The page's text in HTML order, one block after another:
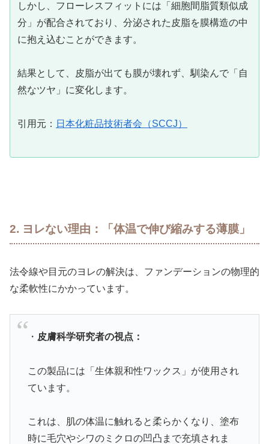
しかし、フローレスフィットには「細胞間脂質類似成
分」が配合されており、分泌された皮脂を膜構造の中
に抱え込むことができます。
結果として、皮脂が出ても膜が壊れず、馴染んで「自
然なツヤ」に変化します。
引用元： 日本化粧品技術者会（SCCJ）
2. ヨレない理由：「体温で伸び縮みする薄膜」
法令線や目元のヨレの解決は、ファンデーションの物理的
な柔軟性にかかっています。
・ 皮膚科学研究者の視点：
この製品には「生体親和性ワックス」が使用され
ています。
これは、肌の体温に触れると柔らかくなり、塗布
時に毛穴やシワのミクロの凹凸まで充填されま